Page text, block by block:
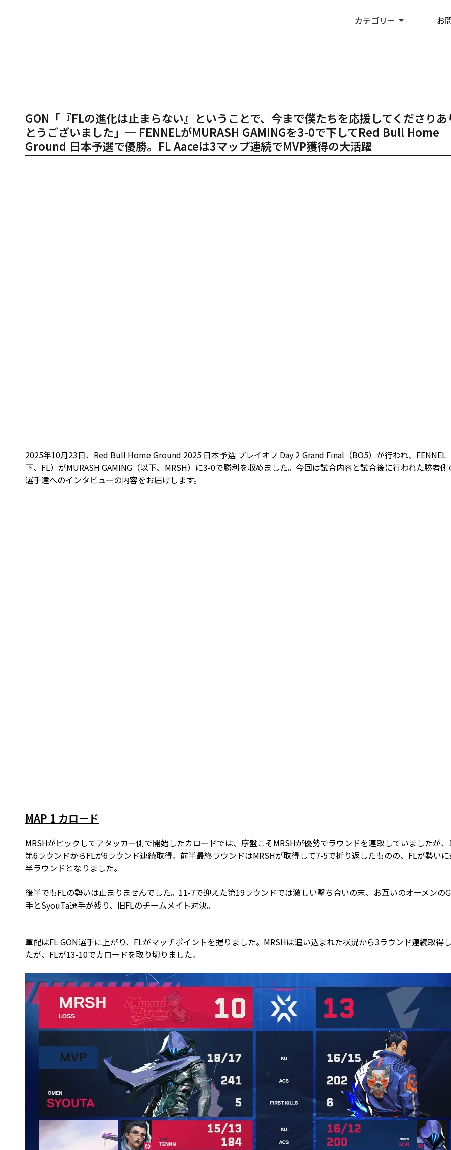
お
カテゴリー arrow_drop_up
GON「『FLの進化は止まらない』ということで、今まで僕たちを応援してくださりあ
とうございました」─ FENNELがMURASH GAMINGを3-0で下してRed Bull Home
Ground 日本予選で優勝。FL Aaceは3マップ連続でMVP獲得の大活躍
2025年10月23日、Red Bull Home Ground 2025 日本予選 プレイオフ Day 2 Grand Final（BO5）が行われ、FENNEL
下、FL）がMURASH GAMING（以下、MRSH）に3-0で勝利を収めました。今回は試合内容と試合後に行われた勝者
選手達へのインタビューの内容をお届けします。
MAP 1 カロード
MRSHがピックしてアタッカー側で開始したカロードでは、序盤こそMRSHが優勢でラウンドを連取していましたが
第6ラウンドからFLが6ラウンド連続取得。前半最終ラウンドはMRSHが取得して7-5で折り返したものの、FLが勢い
半ラウンドとなりました。
後半でもFLの勢いは止まりませんでした。11-7で迎えた第19ラウンドでは激しい撃ち合いの末、お互いのオーメンの
手とSyouTa選手が残り、旧FLのチームメイト対決。
軍配はFL GON選手に上がり、FLがマッチポイントを握りました。MRSHは追い込まれた状況から3ラウンド連続取得
たが、FLが13-10でカロードを取り切りました。